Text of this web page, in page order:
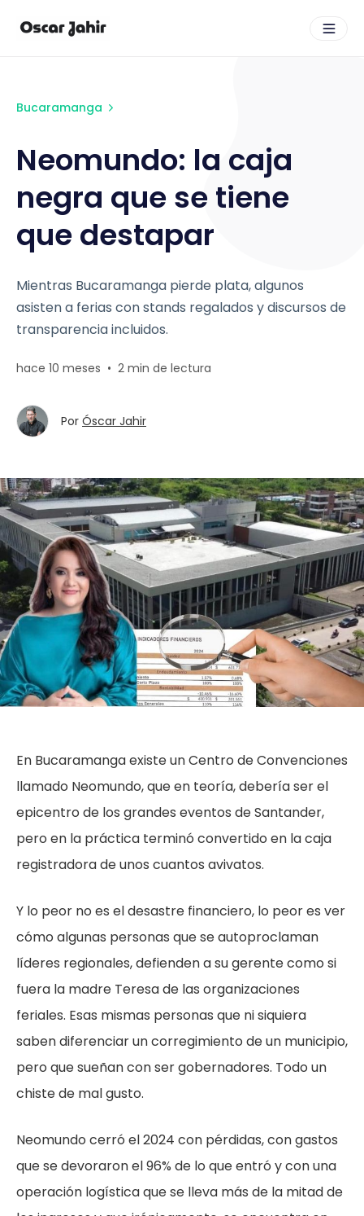
Bucaramanga
Neomundo: la caja
negra que se tiene
que destapar
Mientras Bucaramanga pierde plata, algunos
asisten a ferias con stands regalados y discursos de
transparencia incluidos.
hace 10 meses • 2 min de lectura
Por Óscar Jahir
En Bucaramanga existe un Centro de Convenciones
llamado Neomundo, que en teoría, debería ser el
epicentro de los grandes eventos de Santander,
pero en la práctica terminó convertido en la caja
registradora de unos cuantos avivatos.
Y lo peor no es el desastre financiero, lo peor es ver
cómo algunas personas que se autoproclaman
líderes regionales, defienden a su gerente como si
fuera la madre Teresa de las organizaciones
feriales. Esas mismas personas que ni siquiera
saben diferenciar un corregimiento de un municipio,
pero que sueñan con ser gobernadores. Todo un
chiste de mal gusto.
Neomundo cerró el 2024 con pérdidas, con gastos
que se devoraron el 96% de lo que entró y con una
operación logística que se lleva más de la mitad de